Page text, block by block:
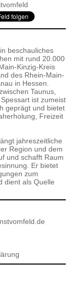
beschauliches
mit rund 20.000
Kinzig-Kreis
des Rhein-Main-
in Hessen.
Taunus,
ist zumeist
geprägt und bietet
Freizeit
jahreszeitliche
Region und dem
und schafft Raum
Er bietet
zum
dient als Quelle